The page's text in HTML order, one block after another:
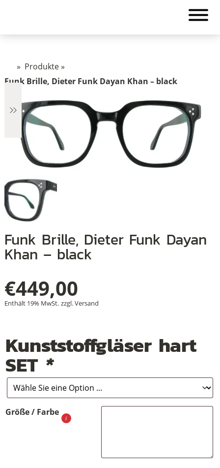
» Produkte»
Funk Brille, Dieter Funk Dayan Khan – black
Funk Brille, Dieter Funk Dayan
Khan – black
€449,00
Enthält 19% MwSt. zzgl.Versand
Kunststoffgläser hart
SET *
Größe / Farbe
2.890
+
+
+